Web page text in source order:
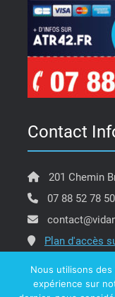
Contact
201 Chemin
07 88 52 78
Plan d'accès
Nous utilisons
expérience sur